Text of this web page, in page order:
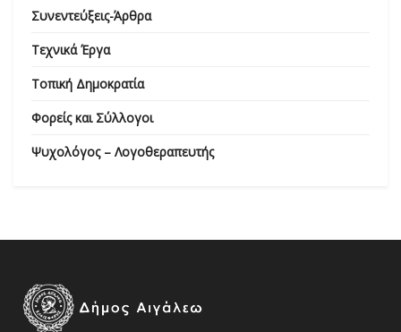
Συνεντεύξεις-Άρθρα
Τεχνικά Έργα
Τοπική Δημοκρατία
Φορείς και Σύλλογοι
Ψυχολόγος – Λογοθεραπευτής